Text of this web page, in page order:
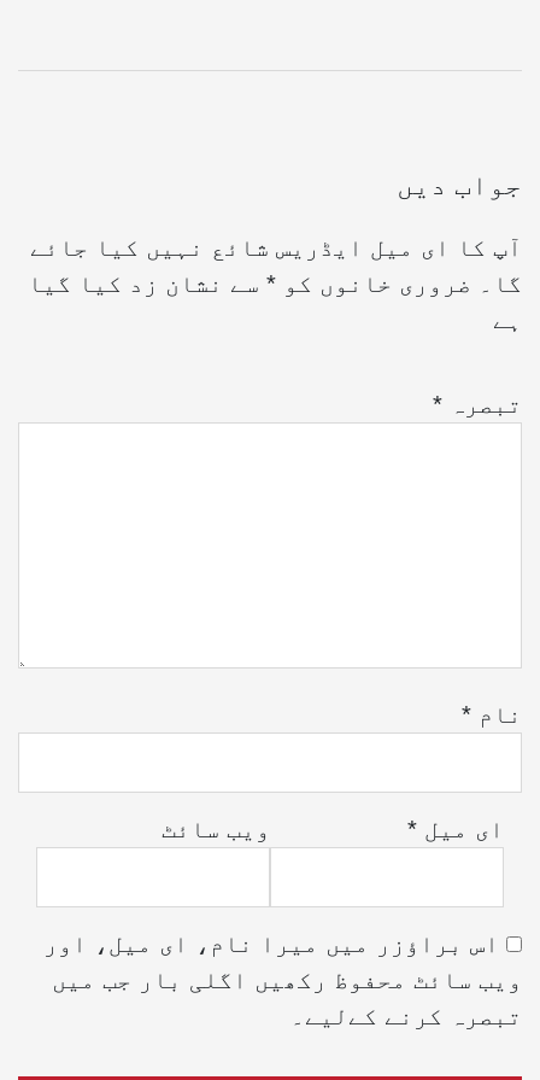
جواب دیں
آپ کا ای میل ایڈریس شائع نہیں کیا جائے
گا۔
ضروری خانوں کو * سے نشان زد کیا گیا
ہے
تبصرہ *
نام *
ای میل * ویب‌ سائٹ
اس براؤزر میں میرا نام، ای میل، اور
ویب سائٹ محفوظ رکھیں اگلی بار جب میں
تبصرہ کرنے کےلیے۔